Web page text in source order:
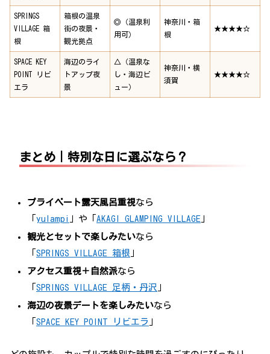
SPRINGS
VILLAGE 箱
根
箱根の温泉
街の夜景・
観光拠点
◎（温泉利
用可）
神奈川・箱
根
★★★★☆
SPACE KEY
POINT リビ
エラ
海辺のライ
トアップ夜
景
△（温泉な
し・海辺ビ
ュー）
神奈川・横
須賀
★★★★☆
まとめ｜特別な日に選ぶなら？
プライベート露天風呂重視なら
yulampi 」や「 AKAGI GLAMPING VILLAGE 」
観光とセットで楽しみたいなら
SPRINGS VILLAGE 箱根 」
アクセス重視＋自然派なら
SPRINGS VILLAGE 足柄・丹沢 」
海辺の夜景デートを楽しみたいなら
SPACE KEY POINT リビエラ 」